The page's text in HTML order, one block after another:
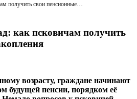
Долгосрочный вклад: как псковичам получить свои пенсионные накопления
как псковичам получить
возрасту, граждане начинают
будущей пенсии, порядком её